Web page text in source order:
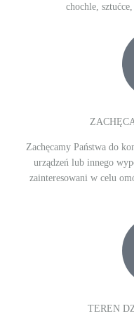
chochle,
Zachęcamy Państwa do
urządzeń lub innego
zainteresowani w celu
TEREN